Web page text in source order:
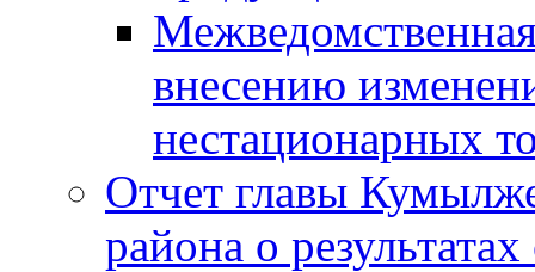
внесению
нестационарных
Отчет главы
района о